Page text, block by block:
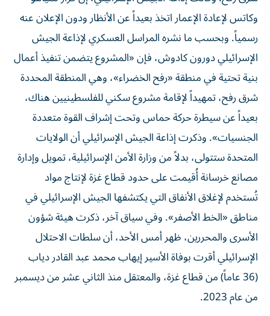
وكاتس لإعادة الإعمار اتخذ بعيداً عن الأنظار ودون الإعلان عنه
رسمياً. وبحسب ما نشره المراسل العسكري لإذاعة الجيش
الإسرائيلي دورون كادوش، فإن «المشروع يتضمن تنفيذ أعمال
بنية تحتية في منطقة «رفح الخضراء»، وهي المنطقة المحددة
شرق رفح، تمهيداً لإقامة مشروع سكني للفلسطينيين هناك،
بعيداً عن سيطرة حركة حماس وتحت إشراف القوة متعددة
الجنسيات». وذكرت إذاعة الجيش الإسرائيلي أن ​الولايات
المتحدة​ ستتولى، بدلاً من وزارة الأمن الإسرائيلية، تمويل وإدارة
مصانع خرسانة أُقيمت على حدود ​قطاع غزة​ لإنتاج مواد
تُستخدم لإغلاق الأنفاق التي يكتشفها الجيش الإسرائيلي في
مناطق «الخط الأصفر». وفي سياق آخر، ذكرت هيئة شؤون
الأسرى والمحررين، ظهر أمس الأحد، أن سلطات الاحتلال
الإسرائيلي أقرت بوفاة الأسير إيهاب محمد عبد القادر دياب
(36 عاماً) من قطاع غزة، والمعتقل منذ الثاني عشر من ديسمبر
من عام 2023.